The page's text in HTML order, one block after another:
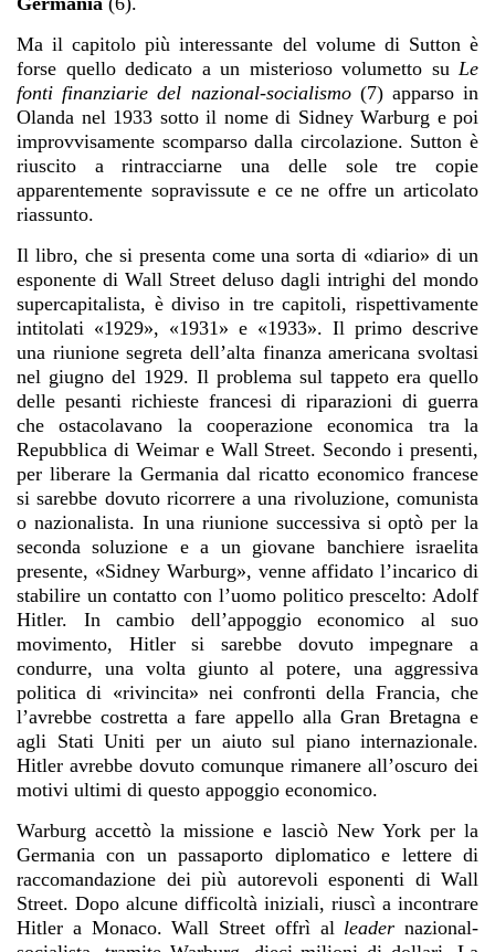
Ma il capitolo più interessante del volume di Sutton è
forse quello dedicato a un misterioso volumetto su Le
fonti finanziarie del nazional-socialismo(7) apparso in
Olanda nel 1933 sotto il nome di Sidney Warburg e poi
improvvisamente scomparso dalla circolazione. Sutton è
riuscito a rintracciarne una delle sole tre copie
apparentemente sopravissute e ce ne offre un articolato
riassunto.
Il libro, che si presenta come una sorta di «diario» di un
esponente di Wall Street deluso dagli intrighi del mondo
supercapitalista, è diviso in tre capitoli, rispettivamente
intitolati «1929», «1931» e «1933». Il primo descrive
una riunione segreta dell’alta finanza americana svoltasi
nel giugno del 1929. Il problema sul tappeto era quello
delle pesanti richieste francesi di riparazioni di guerra
che ostacolavano la cooperazione economica tra la
Repubblica di Weimar e Wall Street. Secondo i presenti,
per liberare la Germania dal ricatto economico francese
si sarebbe dovuto ricorrere a una rivoluzione, comunista
o nazionalista. In una riunione successiva si optò per la
seconda soluzione e a un giovane banchiere israelita
presente, «Sidney Warburg», venne affidato l’incarico di
stabilire un contatto con l’uomo politico prescelto: Adolf
Hitler. In cambio dell’appoggio economico al suo
movimento, Hitler si sarebbe dovuto impegnare a
condurre, una volta giunto al potere, una aggressiva
politica di «rivincita» nei confronti della Francia, che
l’avrebbe costretta a fare appello alla Gran Bretagna e
agli Stati Uniti per un aiuto sul piano internazionale.
Hitler avrebbe dovuto comunque rimanere all’oscuro dei
motivi ultimi di questo appoggio economico.
Warburg accettò la missione e lasciò New York per la
Germania con un passaporto diplomatico e lettere di
raccomandazione dei più autorevoli esponenti di Wall
Street. Dopo alcune difficoltà iniziali, riuscì a incontrare
Hitler a Monaco. Wall Street offrì al leader nazional-